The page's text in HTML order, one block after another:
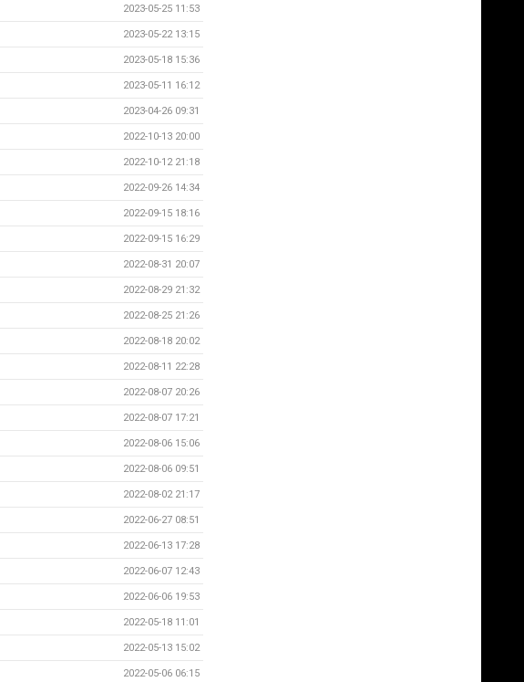
2023-05-25 11:53
2023-05-22 13:15
2023-05-18 15:36
2023-05-11 16:12
2023-04-26 09:31
2022-10-13 20:00
2022-10-12 21:18
2022-09-26 14:34
2022-09-15 18:16
2022-09-15 16:29
2022-08-31 20:07
2022-08-29 21:32
2022-08-25 21:26
2022-08-18 20:02
2022-08-11 22:28
2022-08-07 20:26
2022-08-07 17:21
2022-08-06 15:06
2022-08-06 09:51
2022-08-02 21:17
2022-06-27 08:51
2022-06-13 17:28
2022-06-07 12:43
2022-06-06 19:53
2022-05-18 11:01
2022-05-13 15:02
2022-05-06 06:15